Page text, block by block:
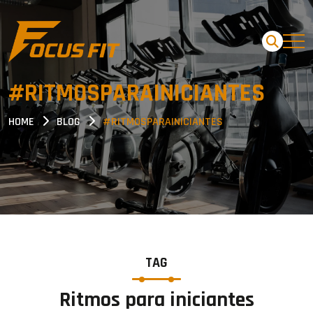
#RITMOSPARAINICIANTES
HOME BLOG #RITMOSPARAINICIANTES
TAG
Ritmos para iniciantes